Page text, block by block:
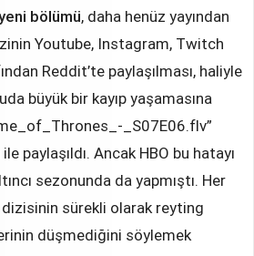
bölümü, daha henüz yayından
Youtube, Instagram, Twitch
Reddit’te paylaşılması, haliyle
büyük bir kayıp yaşamasına
_S07E06.flv”
paylaşıldı. Ancak HBO bu hatayı
sezonunda da yapmıştı. Her
sürekli olarak reyting
düşmediğini söylemek